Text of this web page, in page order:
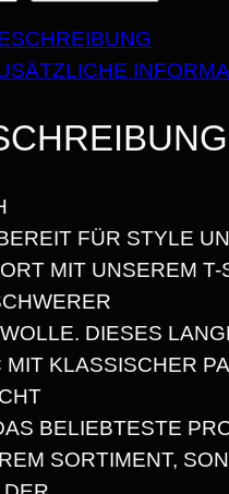
S
5
6
8
€
FÜR STYLE
MIT UNSEREM T-
DIESES
MIT KLASSISCHER
BELIEBTESTE
SORTIMENT,